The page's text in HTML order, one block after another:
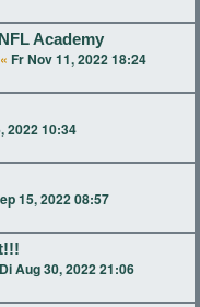
Academy
« Fr Nov 11, 2022 18:24
2022 10:34
15, 2022 08:57
Di Aug 30, 2022 21:06